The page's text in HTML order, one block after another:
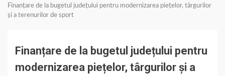
Finanțare de la bugetul județului pentru modernizarea piețelor, târgurilor
și a terenurilor de sport
Finanțare de la bugetul județului pentru
modernizarea piețelor, târgurilor și a